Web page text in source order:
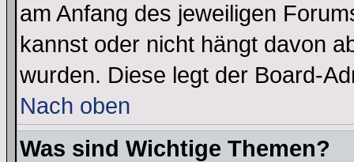
am Anfang des jeweiligen
kannst oder nicht hängt davon
wurden. Diese legt der Board-
Nach oben
Was sind Wichtige Themen?